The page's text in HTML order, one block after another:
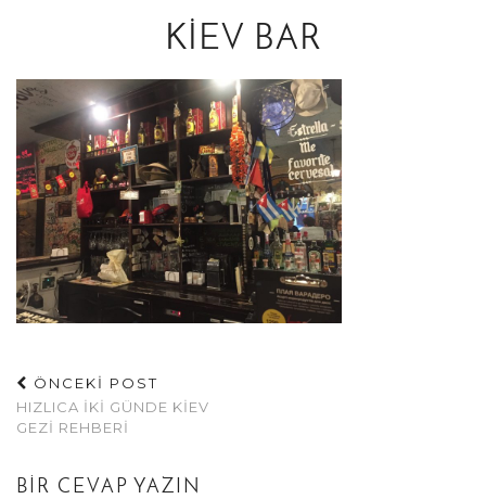
KIEV BAR
ÖNCEKİ POST
HIZLICA İKI GÜNDE KIEV
GEZI REHBERI
BIR CEVAP YAZIN